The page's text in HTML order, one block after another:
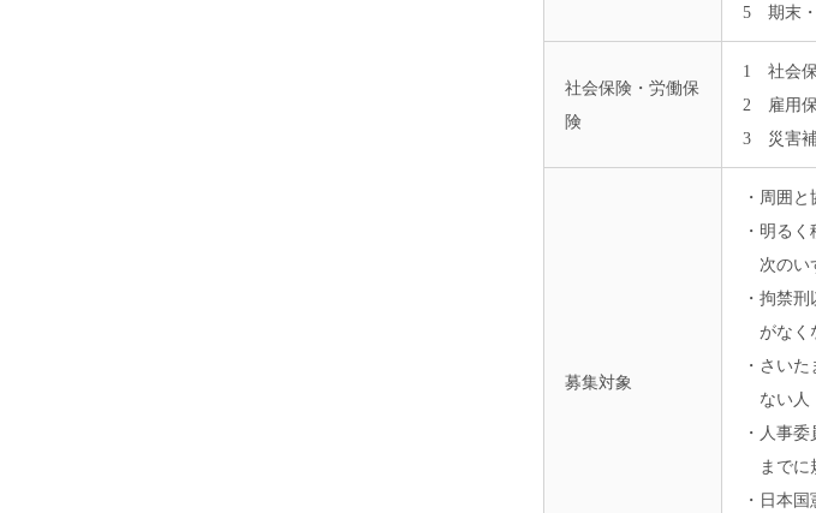
5 期末
社会保険・労働保
険
1 社会
2 雇用
3 災害
募集対象
・周囲
・明る
次のい
・拘禁
がなく
・さい
ない人
・人事
までに
・日本